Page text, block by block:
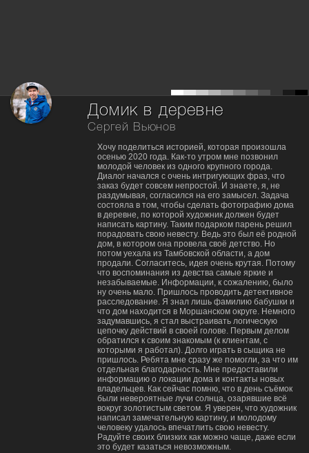
Домик в деревне
Сергей Вьюнов
Хочу поделиться историей, которая произошла
осенью 2020 года. Как-то утром мне позвонил
молодой человек из одного крупного города.
Диалог начался с очень интригующих фраз, что
заказ будет совсем непростой. И знаете, я, не
раздумывая, согласился на его замысел. Задача
состояла в том, чтобы сделать фотографию дома
в деревне, по которой художник должен будет
написать картину. Таким подарком парень решил
порадовать свою невесту. Ведь это был её родной
дом, в котором она провела своё детство. Но
потом уехала из Тамбовской области, а дом
продали. Согласитесь, идея очень крутая. Потому
что воспоминания из девства самые яркие и
незабываемые. Информации, к сожалению, было
ну очень мало. Пришлось проводить детективное
расследование. Я знал лишь фамилию бабушки и
что дом находится в Моршанском округе. Немного
задумавшись, я стал выстраивать логическую
цепочку действий в своей голове. Первым делом
обратился к своим знакомым (к клиентам, с
которыми я работал). Долго играть в сыщика не
пришлось. Ребята мне сразу же помогли, за что им
отдельная благодарность. Мне предоставили
информацию о локации дома и контакты новых
владельцев. Как сейчас помню, что в день съёмок
были невероятные лучи солнца, озарявшие всё
вокруг золотистым светом. Я уверен, что художник
написал замечательную картину, и молодому
человеку удалось впечатлить свою невесту.
Радуйте своих близких как можно чаще, даже если
это будет казаться невозможным.